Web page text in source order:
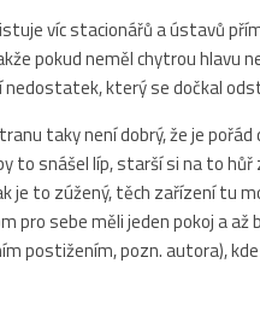
víc stacionářů a ústavů
pokud neměl chytrou hlavu
nedostatek, který se dočkal
taky není dobrý, že je
to snášel líp, starší si na to hůř
je to zúžený, těch zařízení tu
pro sebe měli jeden pokoj a až
postižením, pozn. autora),